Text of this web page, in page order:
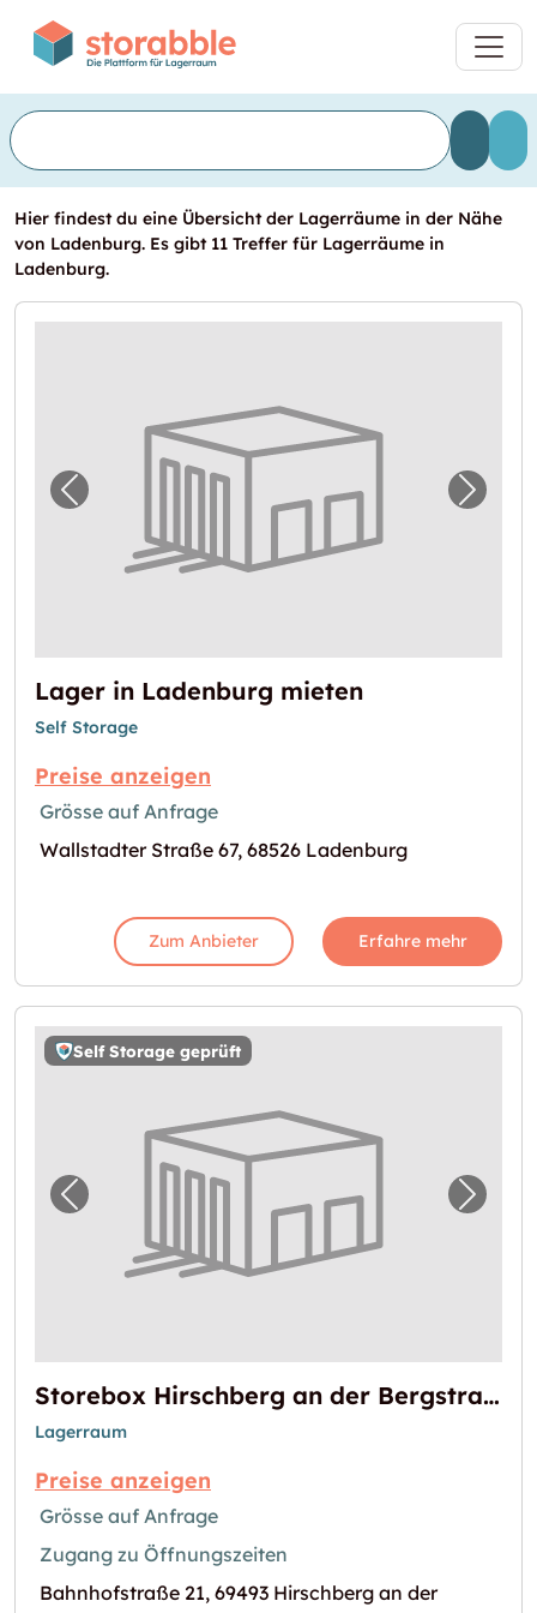
Hier findest du eine Übersicht der Lagerräume in der Nähe
von Ladenburg. Es gibt 11 Treffer für Lagerräume in
Ladenburg.
Vorheriges Bild für "Lager in Ladenburg
Lager in Ladenburg mieten
Self Storage
Preise anzeigen
Grösse auf Anfrage
Wallstadter Straße 67, 68526 Ladenburg
Zum Anbieter Erfahre mehr
Self Storage geprüft
Vorheriges Bild für "Storebox Hirschberg
Storebox Hirschberg an der Bergstraße
Lagerraum
Preise anzeigen
Grösse auf Anfrage
Zugang zu Öffnungszeiten
Bahnhofstraße 21, 69493 Hirschberg an der